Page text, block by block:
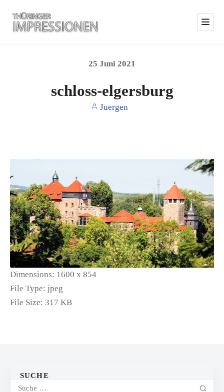
25 Juni 2021
schloss-elgersburg
Juergen
Dimensions: 1600 x 854
File Type: jpeg
File Size: 317 KB
SUCHE